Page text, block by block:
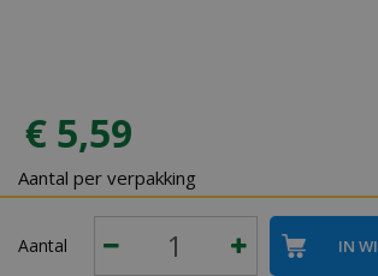
€ 5,59
Aantal per verpakking
Aantal